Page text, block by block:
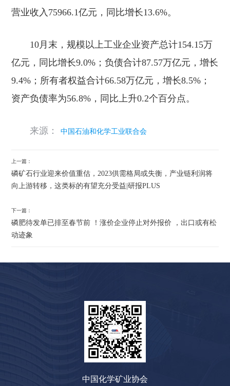
营业收入 75966.1亿元，同比增长13.6%。
10月末，规模以上工业企业资产总计154.15万
亿元，同比增长9.0% ；负债合计87.57万亿元，增长
9.4% ；所有者权益合计66.58万亿元，增长8.5% ；
资产负债率为56.8% ，同比上升0.2个百分点。
来源：中国石油和化学工业联合会
上一篇：
磷矿石行业迎来价值重估，2023供需格局或失衡，产业链利润将
向上游转移，这类标的有望充分受益|研报PLUS
下一篇：
磷肥待发单已排至春节前 ！涨价企业停止对外报价 ，出口或有松
动迹象
中国化学矿业协会